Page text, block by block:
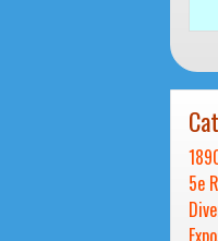
5e